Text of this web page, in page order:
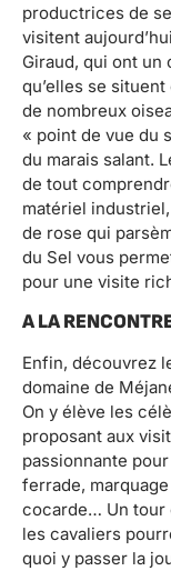
productrices de
visitent
Giraud, qui ont
qu’elles se
de nombreux
« point de vue du
du marais salant.
de tout
matériel
de rose qui
du Sel vous
pour une visite
A LA
Enfin, découvrez
domaine de
On y élève les
proposant aux
passionnante
ferrade,
cocarde… Un tour
les cavaliers
quoi y passer la